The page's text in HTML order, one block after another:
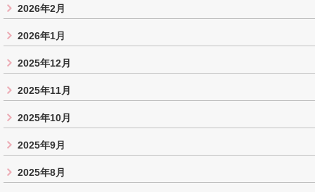
2026年2月
2026年1月
2025年12月
2025年11月
2025年10月
2025年9月
2025年8月